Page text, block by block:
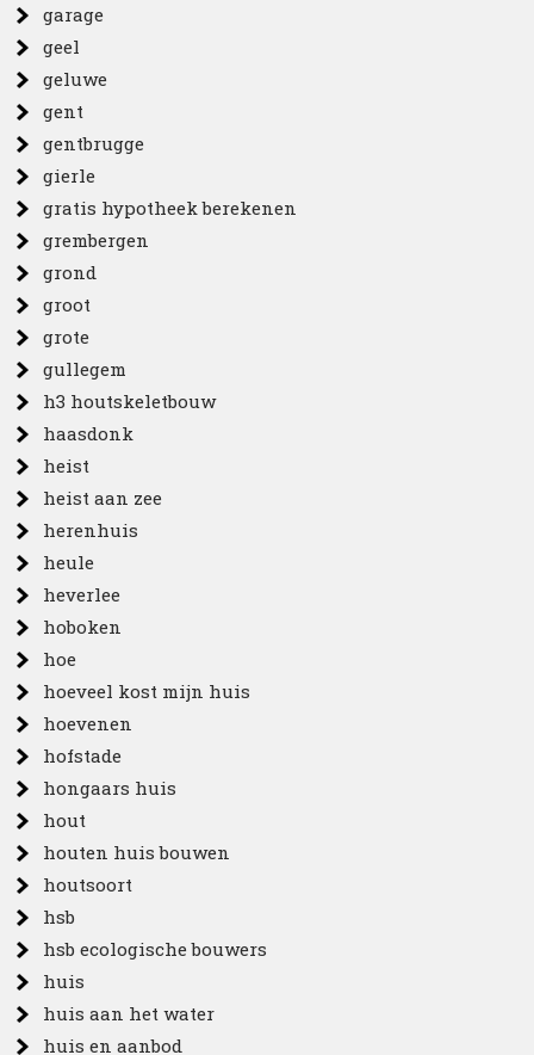
garage
geel
geluwe
gent
gentbrugge
gierle
gratis hypotheek berekenen
grembergen
grond
groot
grote
gullegem
h3 houtskeletbouw
haasdonk
heist
heist aan zee
herenhuis
heule
heverlee
hoboken
hoe
hoeveel kost mijn huis
hoevenen
hofstade
hongaars huis
hout
houten huis bouwen
houtsoort
hsb
hsb ecologische bouwers
huis
huis aan het water
huis en aanbod